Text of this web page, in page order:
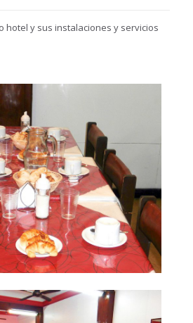
hotel y sus instalaciones y servicios